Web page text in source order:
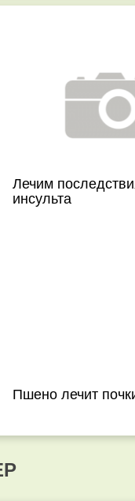
Лечим
инсульта
Пшено лечит